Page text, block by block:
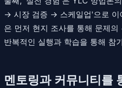
→ 시장 검증 → 스케일업'으로 이
은 먼저 현지 조사를 통해 문제
반복적인 실행과 학습을 통해 참
멘토링과 커뮤니티를